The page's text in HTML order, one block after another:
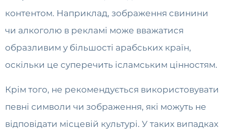
контентом. Наприклад, зображення свинини
чи алкоголю в рекламі може вважатися
образливим у більшості арабських країн,
оскільки це суперечить ісламським цінностям.
Крім того, не рекомендується використовувати
певні символи чи зображення, які можуть не
відповідати місцевій культурі. У таких випадках